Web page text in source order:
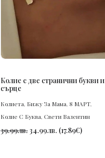
ПОРЪЧАЙ
Колие с две странични букви и
сърце
Колиета, Бижу За Мама, 8 МАРТ,
Колие С Буква, Свети Валентин
39.99лв. 34.99лв. (17.89€)